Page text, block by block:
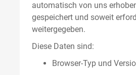
automatisch von uns
gespeichert und soweit
weitergegeben.
Diese Daten sind:
Browser-Typ und